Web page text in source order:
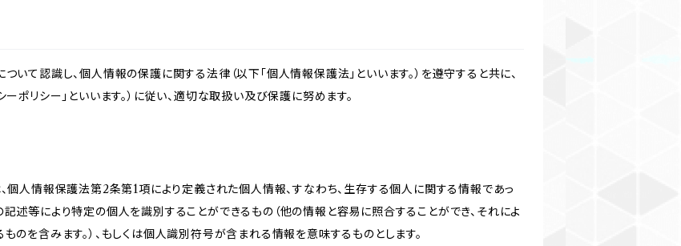
いて認識し、個人情報の保護に関する法律（以下「個人情報保護法」といいます。）を遵守すると共に、
ポリシー」といいます。）に従い、適切な取扱い及び保護に努めます。
個人情報保護法第2条第1項により定義された個人情報、すなわち、生存する個人に関する情報であっ
述等により特定の個人を識別することができるもの（他の情報と容易に照合することができ、それによ
のを含みます。）、もしくは個人識別符号が含まれる情報を意味するものとします。